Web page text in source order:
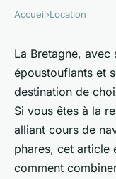
Peut-on
en
navigation
de phares?
Accueil›Location
La Bretagne, avec
époustouflants et
destination de
Si vous êtes à la
alliant cours de
phares, cet article
comment